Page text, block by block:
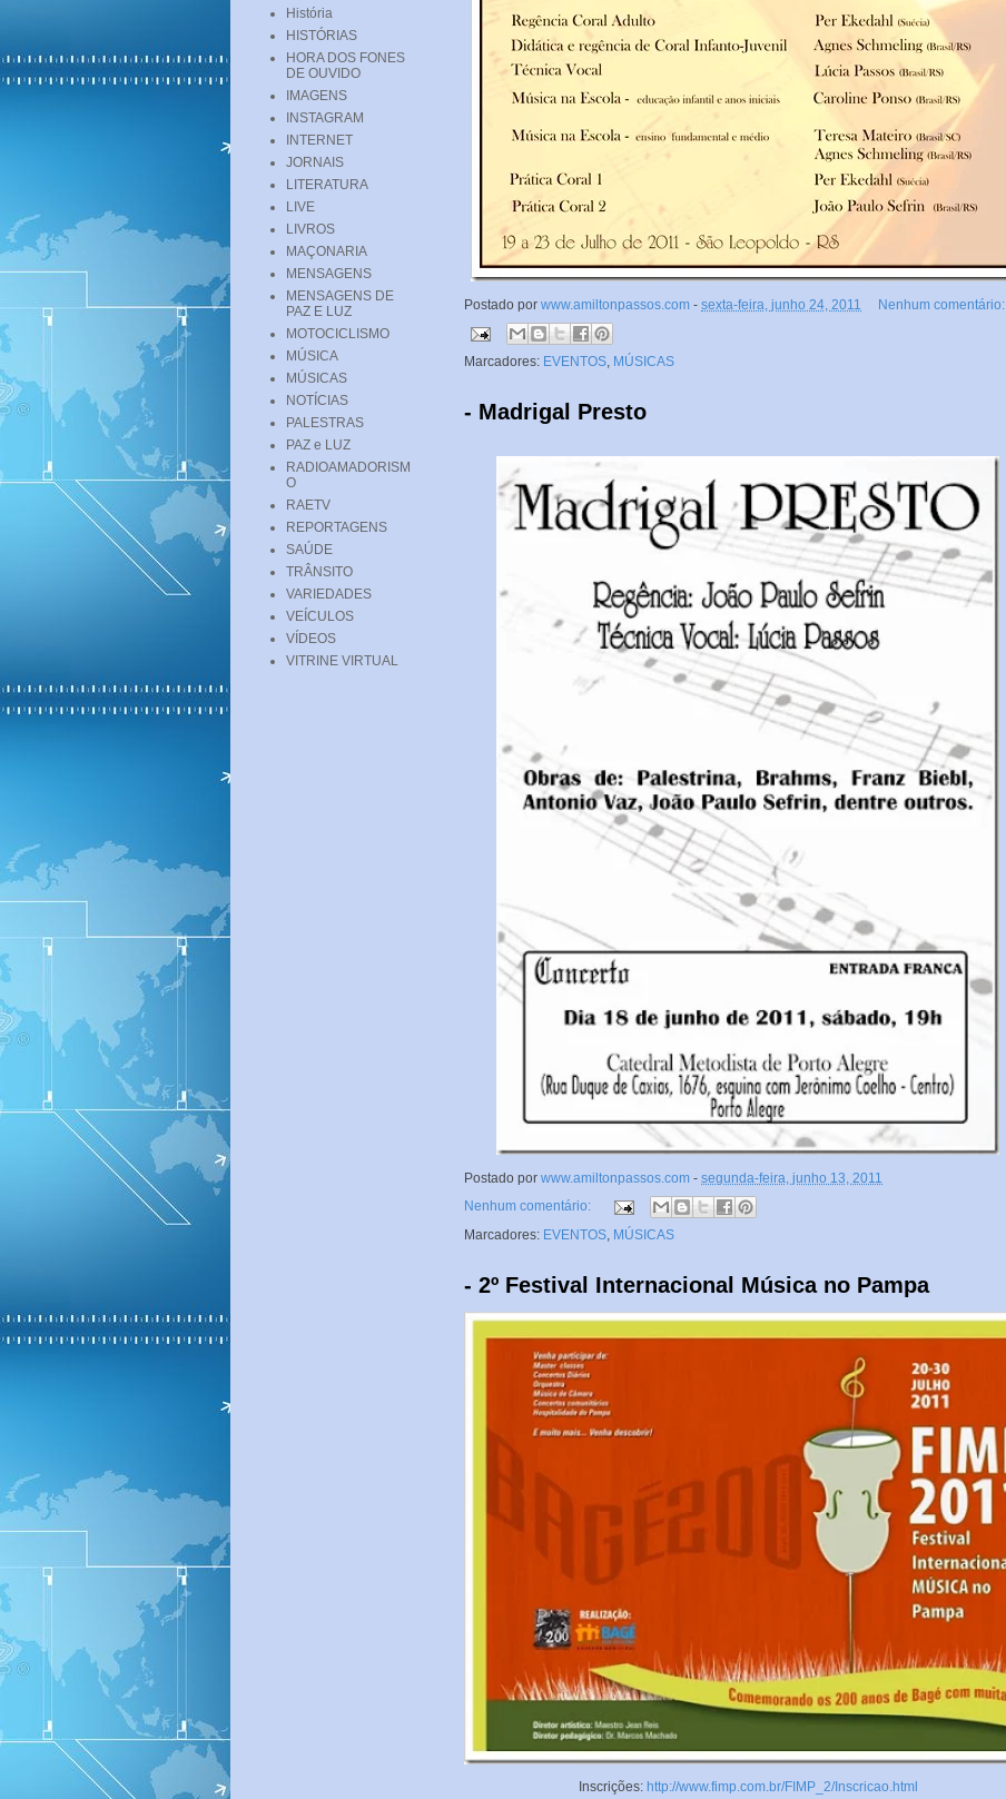
Postado por www.amiltonpassos.com - sexta-feira, junho 24, 2011 Nenhum comentário:
Marcadores: EVENTOS, MÚSICAS
- Madrigal Presto
Postado por www.amiltonpassos.com - segunda-feira, junho 13, 2011
Nenhum comentário:
Marcadores: EVENTOS, MÚSICAS
- 2º Festival Internacional Música no Pampa
Inscrições: http://www.fimp.com.br/FIMP_2/Inscricao.html
História
HISTÓRIAS
HORA DOS FONES
DE OUVIDO
IMAGENS
INSTAGRAM
INTERNET
JORNAIS
LITERATURA
LIVE
LIVROS
MAÇONARIA
MENSAGENS
MENSAGENS DE
PAZ E LUZ
MOTOCICLISMO
MÚSICA
MÚSICAS
NOTÍCIAS
PALESTRAS
PAZ e LUZ
RADIOAMADORISM
O
RAETV
REPORTAGENS
SAÚDE
TRÂNSITO
VARIEDADES
VEÍCULOS
VÍDEOS
VITRINE VIRTUAL